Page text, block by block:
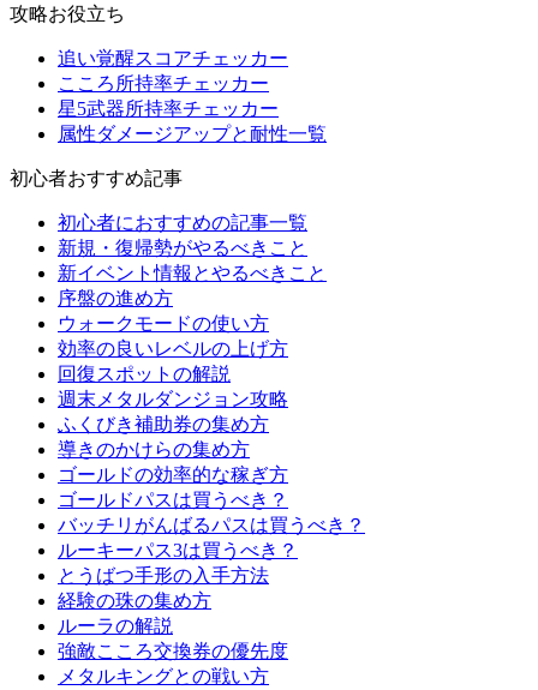
攻略お役立ち
追い覚醒スコアチェッカー
こころ所持率チェッカー
星5武器所持率チェッカー
属性ダメージアップと耐性一覧
初心者おすすめ記事
初心者におすすめの記事一覧
新規・復帰勢がやるべきこと
新イベント情報とやるべきこと
序盤の進め方
ウォークモードの使い方
効率の良いレベルの上げ方
回復スポットの解説
週末メタルダンジョン攻略
ふくびき補助券の集め方
導きのかけらの集め方
ゴールドの効率的な稼ぎ方
ゴールドパスは買うべき？
バッチリがんばるパスは買うべき？
ルーキーパス3は買うべき？
とうばつ手形の入手方法
経験の珠の集め方
ルーラの解説
強敵こころ交換券の優先度
メタルキングとの戦い方